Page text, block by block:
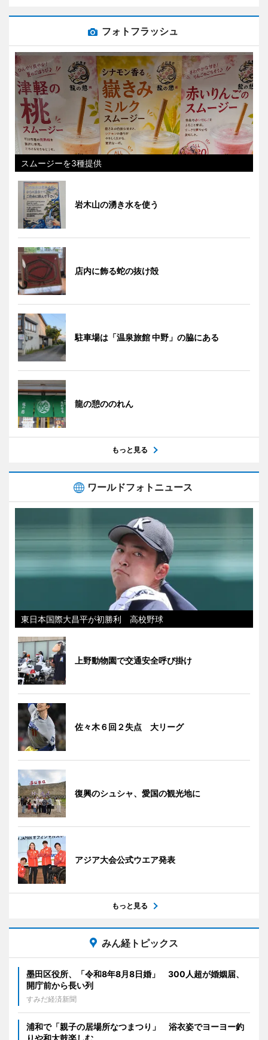
フォトフラッシュ
スムージーを3種提供
岩木山の湧き水を使う
店内に飾る蛇の抜け殻
駐車場は「温泉旅館 中野」の脇にある
龍の憩ののれん
もっと見る
ワールドフォトニュース
東日本国際大昌平が初勝利 高校野球
上野動物園で交通安全呼び掛け
佐々木６回２失点 大リーグ
復興のシュシャ、愛国の観光地に
アジア大会公式ウエア発表
もっと見る
みん経トピックス
墨田区役所、「令和8年8月8日婚」 300人超が婚姻届、
開庁前から長い列
すみだ経済新聞
浦和で「親子の居場所なつまつり」 浴衣姿でヨーヨー釣
りや和太鼓楽しむ